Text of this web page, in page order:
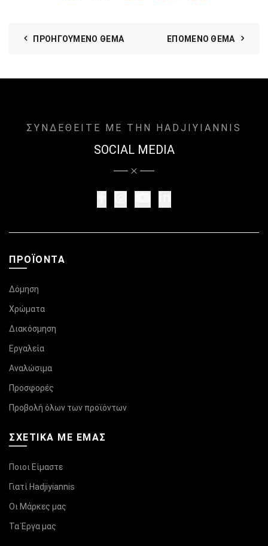
ΠΡΟΗΓΟΎΜΕΝΟ ΘΈΜΑ ΕΠΌΜΕΝΟ ΘΈΜΑ
ΣΥΝΔΕΘΕΙΤΕ ΜΕ ΤΗΝ HADJIYIANNIS
SOCIAL MEDIA
ΠΡΟΪΌΝΤΑ
Δόμηση
Χρώματα
Διακόσμηση
Εργαλεία
Αναλώσιμα
Προσφορές
Προβολή όλων των προϊόντων
ΣΧΕΤΙΚΆ ΜΕ ΕΜΑΣ
Ποιοι Είμαστε
Γιατί Hadjiyiannis
Οι Μάρκες μας
Τα Έργα μας